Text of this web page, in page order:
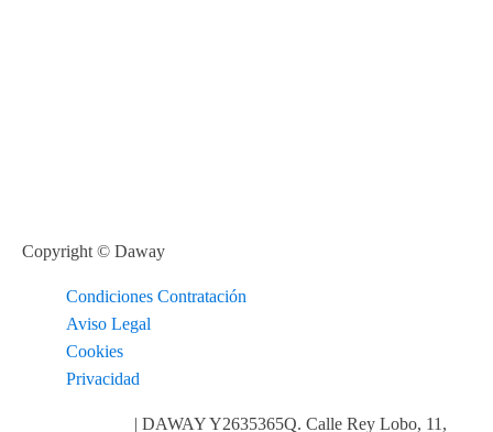
Copyright © Daway
Condiciones Contratación
Aviso Legal
Cookies
Privacidad
| DAWAY Y2635365Q. Calle Rey Lobo, 11,